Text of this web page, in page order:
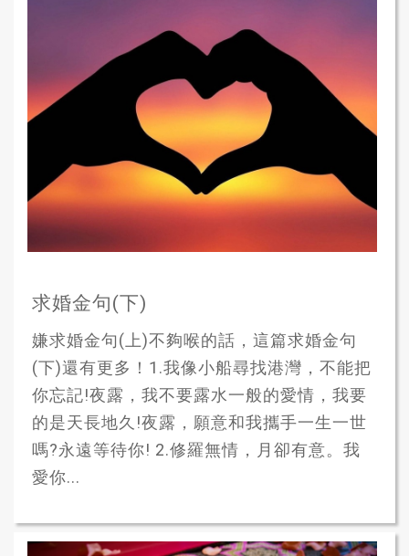
求婚金句(下)
嫌求婚金句(上)不夠喉的話，這篇求婚金句
(下)還有更多！1.我像小船尋找港灣，不能把
你忘記!夜露，我不要露水一般的愛情，我要
的是天長地久!夜露，願意和我攜手一生一世
嗎?永遠等待你! 2.修羅無情，月卻有意。我
愛你...